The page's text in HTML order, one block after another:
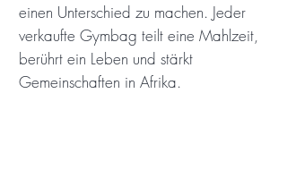
einen Unterschied zu machen. Jeder
verkaufte Gymbag teilt eine Mahlzeit,
berührt ein Leben und stärkt
Gemeinschaften in Afrika.